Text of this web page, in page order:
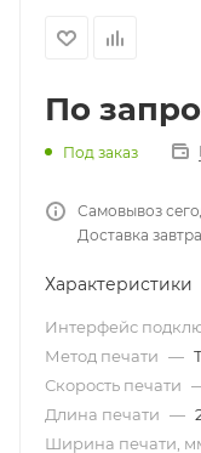
По
Под заказ
Самовывоз
Доставка
Характеристики
Интерфейс
Метод печати —
Скорость печати
Длина печати —
Ширина печати,